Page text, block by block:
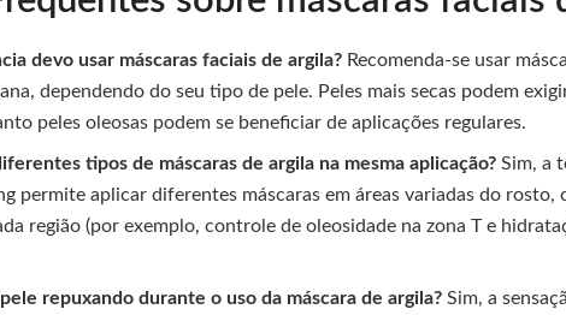
devo usar máscaras faciais de argila? Recomenda-se usar
dependendo do seu tipo de pele. Peles mais secas podem
peles oleosas podem se beneficiar de aplicações regulares.
tipos de máscaras de argila na mesma aplicação? Sim, a
permite aplicar diferentes máscaras em áreas variadas do rosto,
região (por exemplo, controle de oleosidade na zona T e
repuxando durante o uso da máscara de argila?Sim, a